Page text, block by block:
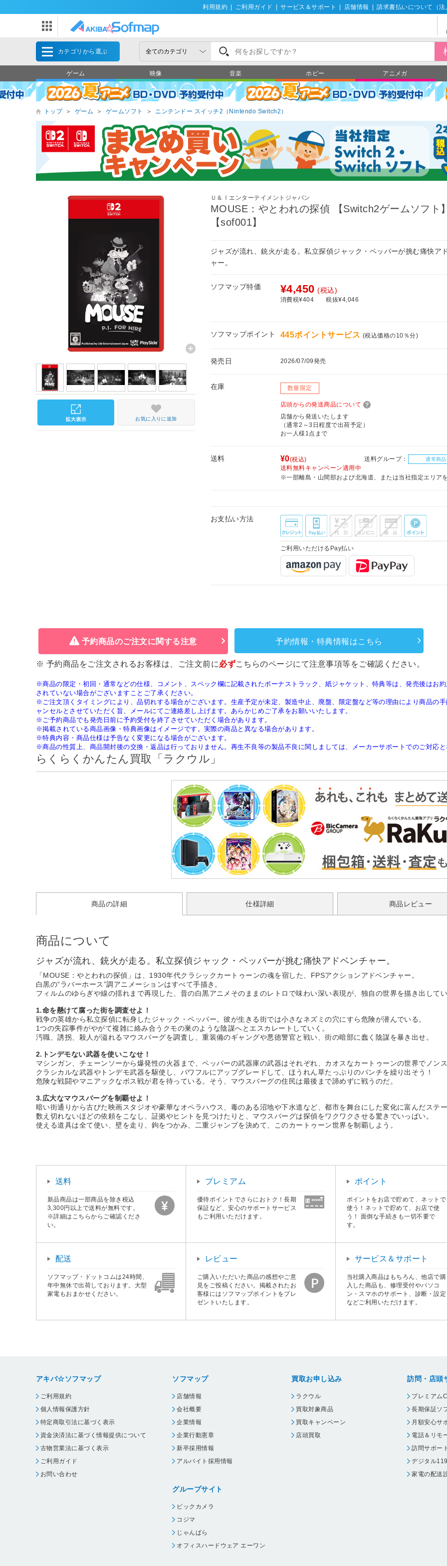
利用規約 ご利用ガイド サービス＆サポート 店舗情報 請求書払いについて（法
カテゴリから選ぶ
ゲーム 映像 音楽 ホビー アニメガ
トップ ＞ ゲーム ＞ ゲームソフト ＞ ニンテンドー スイッチ2（Nintendo Switch2）
Ｕ＆Ｉエンターテイメントジャパン
MOUSE：やとわれの探偵 【Switch2ゲームソフト
【sof001】
ジャズが流れ、銃火が走る。私立探偵ジャック・ペッパーが挑む痛快ア
ャー。
ソフマップ特価 ¥4,450 (税込)
消費税¥404 税抜¥4,046
ソフマップポイント 445ポイントサービス (税込価格の10％分)
発売日 2026/07/09発売
在庫 数量限定
店頭からの発送商品について
店舗から発送いたします
（通常2～3日程度で出荷予定）
お一人様1点まで
送料 ¥0(税込) 送料グループ： 通常商品
送料無料キャンペーン適用中
※一部離島・山間部および北海道、または当社指定エリア
お支払い方法
ご利用いただけるPay払い
お気に入りに追加
予約商品のご注文に関する注意 予約情報・特典情報はこちら
※ 予約商品をご注文されるお客様は、ご注文前に必ずこちらのページにて注意事項等をご確認ください。
※商品の限定・初回・通常などの仕様、コメント、スペック欄に記載されたボーナストラック、紙ジャケット、特典等は、発売後はお
されていない場合がございますことご了承ください。
※ご注文頂くタイミングにより、品切れする場合がございます。生産予定が未定、製造中止、廃盤、限定盤など等の理由により商品の
ャンセルとさせていただく旨、メールにてご連絡差し上げます。あらかじめご了承をお願いいたします。
※ご予約商品でも発売日前に予約受付を終了させていただく場合があります。
※掲載されている商品画像・特典画像はイメージです。実際の商品と異なる場合があります。
※特典内容・商品仕様は予告なく変更になる場合がございます。
※商品の性質上、商品開封後の交換・返品は行っておりません。再生不良等の製品不良に関しましては、メーカーサポートでのご対応
らくらくかんたん買取「ラクウル」
商品の詳細 仕様詳細 商品レビュー
商品について
ジャズが流れ、銃火が走る。私立探偵ジャック・ペッパーが挑む痛快アドベンチャー。
「MOUSE：やとわれの探偵」は、1930年代クラシックカートゥーンの魂を宿した、FPSアクションアドベンチャー。
白黒の“ラバーホース”調アニメーションはすべて手描き。
フィルムのゆらぎや線の揺れまで再現した、昔の白黒アニメそのままのレトロで味わい深い表現が、独自の世界を描き出して
1.命を懸けて腐った街を調査せよ！
戦争の英雄から私立探偵に転身したジャック・ペッパー。彼が生きる街では小さなネズミの穴にすら危険が潜んでいる。
1つの失踪事件がやがて複雑に絡み合うクモの巣のような陰謀へとエスカレートしていく。
汚職、誘拐、殺人が溢れるマウスバーグを調査し、重装備のギャングや悪徳警官と戦い、街の暗部に蠢く陰謀を暴き出せ。
2.トンデモない武器を使いこなせ！
マシンガン、チェーンソーから爆発性の火器まで、ペッパーの武器庫の武器はそれぞれ、カオスなカートゥーンの世界でノン
クラシカルな武器やトンデモ武器を駆使し、パワフルにアップグレードして、ほうれん草たっぷりのパンチを繰り出そう！
危険な戦闘やマニアックなボス戦が君を待っている。そう、マウスバーグの住民は最後まで諦めずに戦うのだ。
3.広大なマウスバーグを制覇せよ！
暗い街通りから古びた映画スタジオや豪華なオペラハウス、毒のある沼地や下水道など、都市を舞台にした変化に富んだステ
数え切れないほどの依頼をこなし、証拠やヒントを見つけたりと、マウスバーグは探偵をワクワクさせる驚きでいっぱい。
使える道具は全て使い、壁を走り、鉤をつかみ、二重ジャンプを決めて、このカートゥーン世界を制覇しよう。
送料
新品商品は一部商品を除き税込
3,300円以上で送料が無料です。
※詳細はこちらからご確認くださ
い。
プレミアム
優待ポイントでさらにおトク！長期
保証など、安心のサポートサービス
もご利用いただけます。
ポイント
ポイントをお店で貯めて、ネットで
使う！ネットで貯めて、お店で使
う！ 面倒な手続きも一切不要で
す。
配送
ソフマップ・ドットコムは24時間、
年中無休で出荷しております。大型
家電もおまかせください。
レビュー
ご購入いただいた商品の感想やご意
見をご投稿ください。掲載されたお
客様にはソフマップポイントをプレ
ゼントいたします。
サービス＆サポート
当社購入商品はもちろん、他店で購
入した商品も、修理受付やパソコ
ン・スマホのサポート、診断・設定
などご利用いただけます。
アキバ☆ソフマップ
ご利用規約
個人情報保護方針
特定商取引法に基づく表示
資金決済法に基づく情報提供について
古物営業法に基づく表示
ご利用ガイド
お問い合わせ
ソフマップ
店舗情報
会社概要
企業情報
企業行動憲章
新卒採用情報
アルバイト採用情報
グループサイト
ビックカメラ
コジマ
じゃんぱら
オフィスハードウェア エーワン
買取お申し込み
ラクウル
買取対象商品
買取キャンペーン
店頭買取
訪問・店頭
プレミアム
長期保証ソ
月額安心サ
電話＆リモ
訪問サポー
デジタル
家電の配送